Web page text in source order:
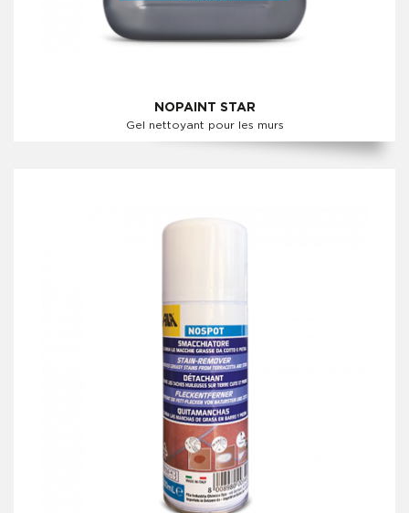
NOPAINT STAR
Gel nettoyant pour les murs